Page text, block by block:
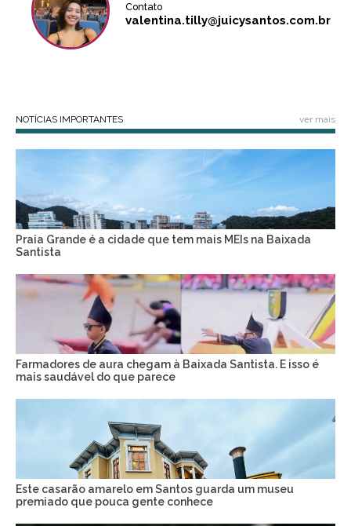
Contato
valentina.tilly@juicysantos.com.br
NOTÍCIAS IMPORTANTES ver mais
Praia Grande é a cidade que tem mais MEIs na Baixada
Santista
Farmadores de aura chegam à Baixada Santista. E isso é
mais saudável do que parece
Este casarão amarelo em Santos guarda um museu
premiado que pouca gente conhece